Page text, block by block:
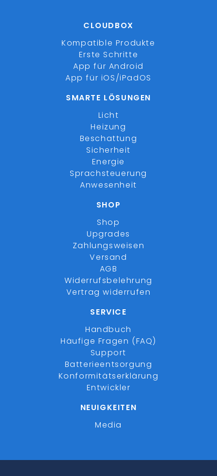
CLOUDBOX
Kompatible Produkte
Erste Schritte
App für Android
App für iOS/iPadOS
SMARTE LÖSUNGEN
Licht
Heizung
Beschattung
Sicherheit
Energie
Sprachsteuerung
Anwesenheit
SHOP
Shop
Upgrades
Zahlungsweisen
Versand
AGB
Widerrufsbelehrung
Vertrag widerrufen
SERVICE
Handbuch
Häufige Fragen (FAQ)
Support
Batterieentsorgung
Konformitätserklärung
Entwickler
NEUIGKEITEN
Media